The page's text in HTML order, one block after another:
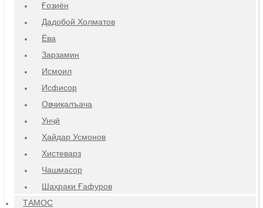
Ғозиён
Дадобой Холматов
Ёва
Зарзамин
Исмоил
Исфисор
Овчиқалъача
Унҷӣ
Ҳайдар Усмонов
Хистеварз
Чашмасор
Шаҳраки Ғафуров
ТАМОС